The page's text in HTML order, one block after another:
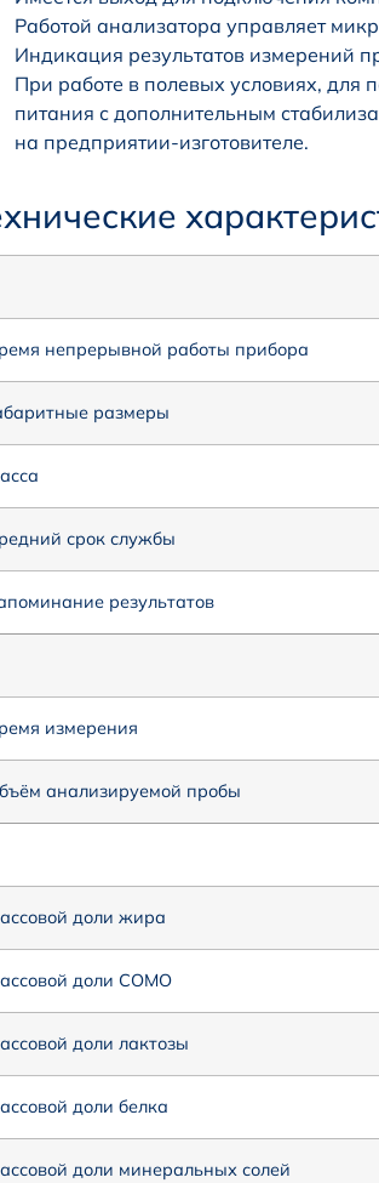
Работой анализатора управляет
Индикация результатов измерений
При работе в полевых условиях, для
питания с дополнительным
на предприятии-изготовителе.
непрерывной работы прибора
размеры
срок службы
результатов
измерения
анализируемой пробы
доли жира
доли СОМО
доли лактозы
доли белка
доли минеральных солей